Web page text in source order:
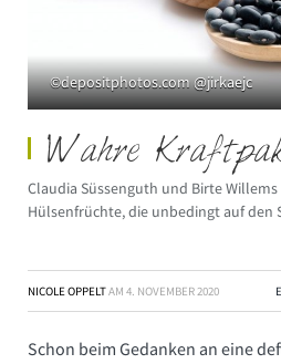
©depositphotos.com @jirkaejc
Wahre
Claudia Süssenguth und Birte
Hülsenfrüchte, die unbedingt auf den
NICOLE OPPELTAM 4. NOVEMBER 2020
Schon beim Gedanken an eine